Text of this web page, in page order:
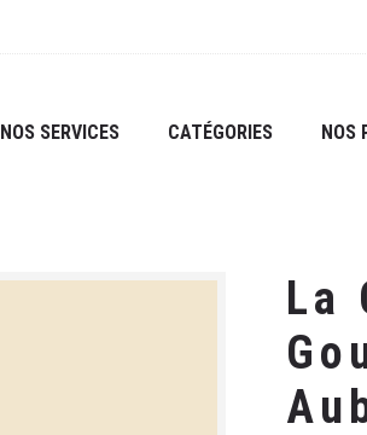
NOS SERVICES CATÉGORIES NOS
La